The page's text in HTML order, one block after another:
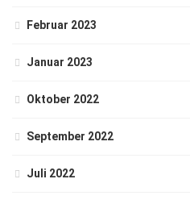
Februar 2023
Januar 2023
Oktober 2022
September 2022
Juli 2022